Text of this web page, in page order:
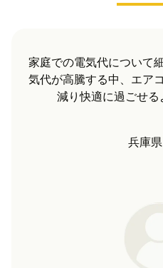
て細かく知る機会になり、電
アコンなど我慢する事が少し
せるようになりました。